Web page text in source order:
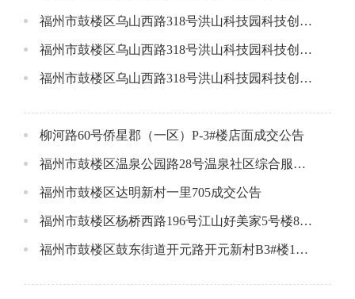
福州市鼓楼区乌山西路318号洪山科技园科技创业中心大厦第11层成交公告
福州市鼓楼区乌山西路318号洪山科技园科技创业中心大厦第8层南面及北面成交公告
福州市鼓楼区乌山西路318号洪山科技园科技创业中心大厦第4层东面成交公告
柳河路60号侨星郡（一区）P-3#楼店面成交公告
福州市鼓楼区温泉公园路28号温泉社区综合服务中心大楼十三层成交公告
福州市鼓楼区达明新村一里705成交公告
福州市鼓楼区杨桥西路196号江山好美家5号楼8号店面成交公告
福州市鼓楼区鼓东街道开元路开元新村B3#楼1层01店面成交公告